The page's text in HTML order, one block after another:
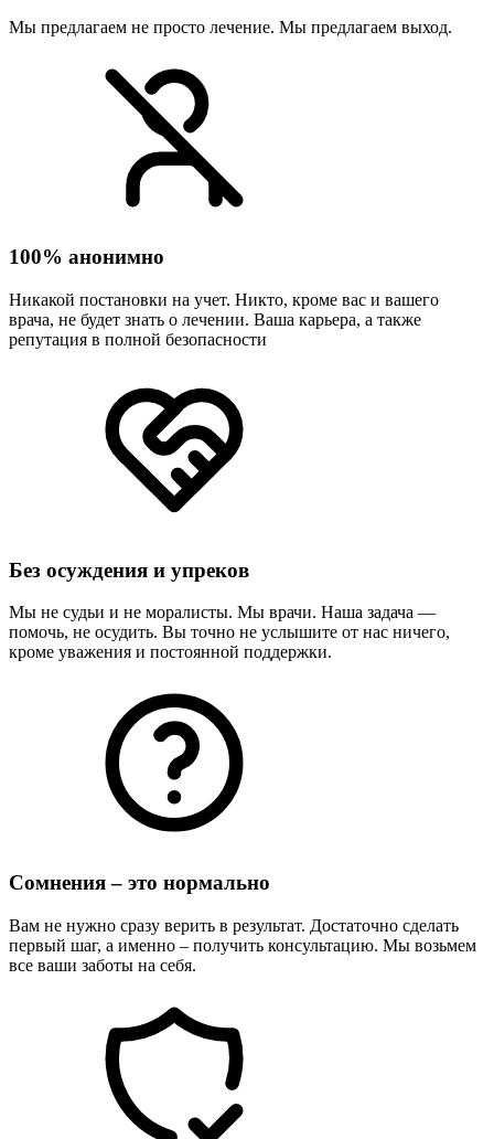
Мы предлагаем не просто лечение. Мы предлагаем выход.
100% анонимно
Никакой постановки на учет. Никто, кроме вас и вашего
врача, не будет знать о лечении. Ваша карьера, а также
репутация в полной безопасности
Без осуждения и упреков
Мы не судьи и не моралисты. Мы врачи. Наша задача —
помочь, не осудить. Вы точно не услышите от нас ничего,
кроме уважения и постоянной поддержки.
Сомнения – это нормально
Вам не нужно сразу верить в результат. Достаточно сделать
первый шаг, а именно – получить консультацию. Мы возьмем
все ваши заботы на себя.